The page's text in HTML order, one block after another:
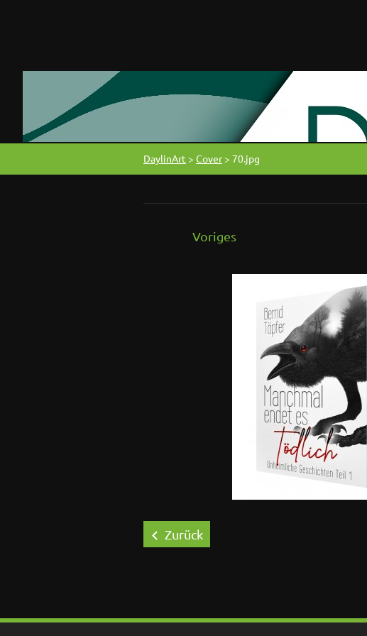
DaylinArt > Cover > 70.jpg
Voriges
Zurück